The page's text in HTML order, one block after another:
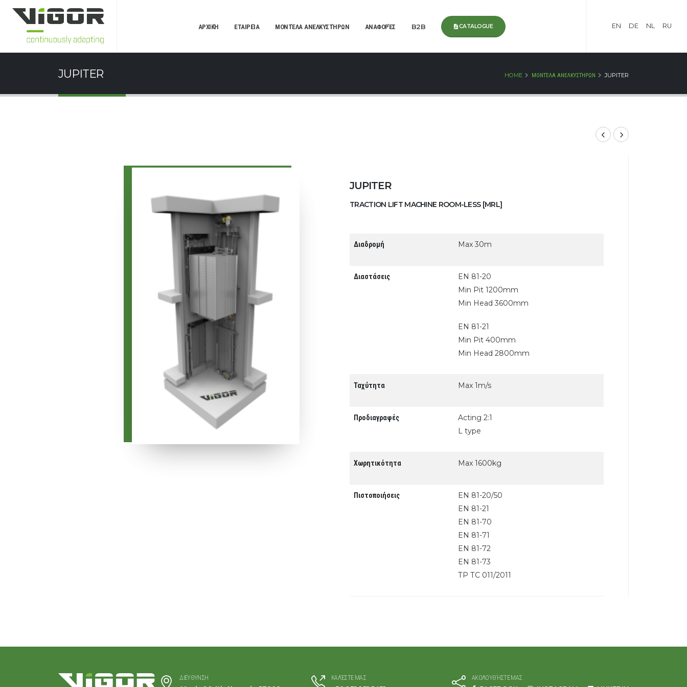
ΑΡΧΙΚΉ ΕΤΑΙΡΕΊΑ ΜΟΝΤΈΛΑ ΑΝΕΛΚΥΣΤΉΡΩΝ ΑΝΑΦΟΡΈΣ B2B CATALOGUE EN DE NL RU
JUPITER HOME ΜΟΝΤΈΛΑ ΑΝΕΛΚΥΣΤΉΡΩΝ JUPITER
JUPITER
TRACTION LIFT MACHINE ROOM-LESS [MRL]
Διαδρομή Max 30m
Διαστάσεις
EN 81-20
Min Pit 1200mm
Min Head 3600mm
EN 81-21
Min Pit 400mm
Min Head 2800mm
Ταχύτητα Max 1m/s
Προδιαγραφές
Acting 2:1
L type
Χωρητικότητα Max 1600kg
Πιστοποιήσεις
EN 81-20/50
EN 81-21
EN 81-70
EN 81-71
EN 81-72
EN 81-73
ТР ТС 011/2011
ΔΙΕΎΘΥΝΣΗ
ΚΑΛΈΣΤΕ ΜΑΣ
ΑΚΟΛΟΥΘΉΣΤΕ ΜΑΣ